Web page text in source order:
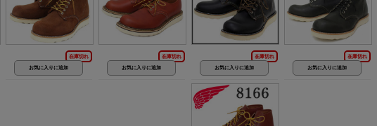
在庫切れ 在庫切れ 在庫切れ 在庫切れ